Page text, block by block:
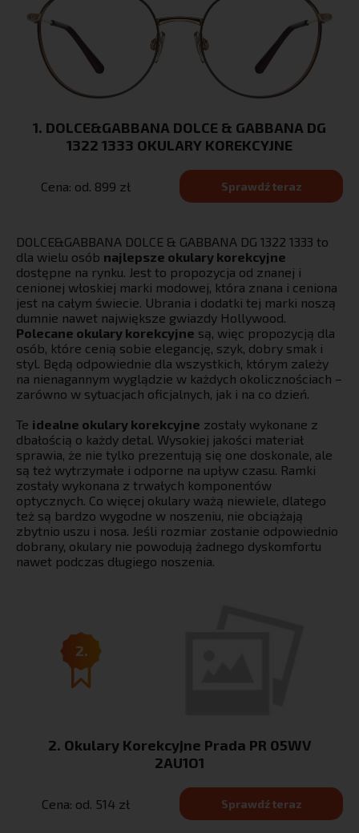
1. DOLCE&GABBANA DOLCE & GABBANA DG
1322 1333 OKULARY KOREKCYJNE
Cena: od. 899 zł Sprawdź teraz
DOLCE&GABBANA DOLCE & GABBANA DG 1322 1333 to
dla wielu osób najlepsze okulary korekcyjne
dostępne na rynku. Jest to propozycja od znanej i
cenionej włoskiej marki modowej, która znana i ceniona
jest na całym świecie. Ubrania i dodatki tej marki noszą
dumnie nawet największe gwiazdy Hollywood.
Polecane okulary korekcyjne są, więc propozycją dla
osób, które cenią sobie elegancję, szyk, dobry smak i
styl. Będą odpowiednie dla wszystkich, którym zależy
na nienagannym wyglądzie w każdych okolicznościach –
zarówno w sytuacjach oficjalnych, jak i na co dzień.
Te idealne okulary korekcyjne zostały wykonane z
dbałością o każdy detal. Wysokiej jakości materiał
sprawia, że nie tylko prezentują się one doskonale, ale
są też wytrzymałe i odporne na upływ czasu. Ramki
zostały wykonana z trwałych komponentów
optycznych. Co więcej okulary ważą niewiele, dlatego
też są bardzo wygodne w noszeniu, nie obciążają
zbytnio uszu i nosa. Jeśli rozmiar zostanie odpowiednio
dobrany, okulary nie powodują żadnego dyskomfortu
nawet podczas długiego noszenia.
2.
2. Okulary Korekcyjne Prada PR 05WV
2AU1O1
Cena: od. 514 zł Sprawdź teraz